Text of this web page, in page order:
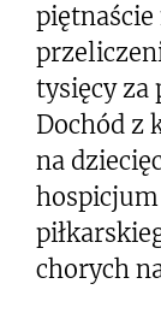
piętnaście
tysięcy za
Dochód z
na
chorych